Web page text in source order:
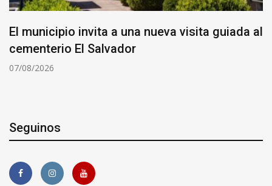
El municipio invita a una nueva visita guiada al
cementerio El Salvador
07/08/2026
Seguinos